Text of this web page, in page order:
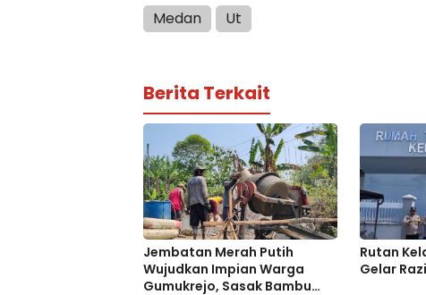
Medan Ut
Berita Terkait
Jembatan Merah Putih
Wujudkan Impian Warga
Gumukrejo, Sasak Bambu
Rutan
Gelar